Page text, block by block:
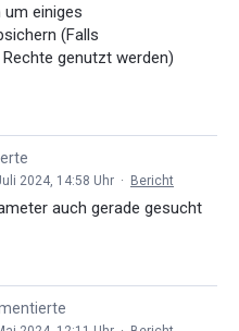
einiges
(Falls
genutzt werden)
2024, 14:58 Uhr · Bericht
auch gerade gesucht